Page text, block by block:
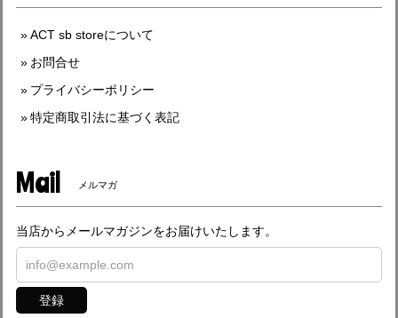
ACT sb storeについて
お問合せ
プライバシーポリシー
特定商取引法に基づく表記
Mail メルマガ
当店からメールマガジンをお届けいたします。
登録